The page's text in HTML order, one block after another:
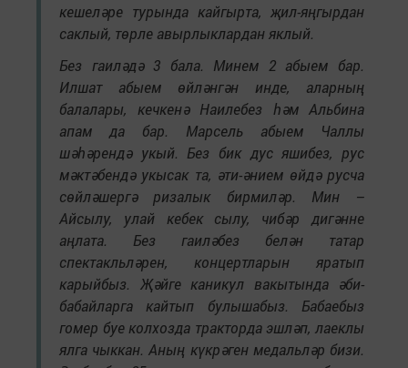
кешеләре турында кайгырта, җил-яңгырдан
саклый, төрле авырлыклардан яклый.
Без гаиләдә 3 бала. Минем 2 абыем бар.
Илшат абыем өйләнгән инде, аларның
балалары, кечкенә Наилебез һәм Альбина
апам да бар. Марсель абыем Чаллы
шәһәрендә укый. Без бик дус яшибез, рус
мәктәбендә укысак та, әти-әнием өйдә русча
сөйләшергә ризалык бирмиләр. Мин –
Айсылу, улай кебек сылу, чибәр дигәнне
аңлата. Без гаиләбез белән татар
спектакльләрен, концертларын яратып
карыйбыз. Җәйге каникул вакытында әби-
бабайларга кайтып булышабыз. Бабаебыз
гомер буе колхозда тракторда эшләп, лаеклы
ялга чыккан. Аның күкрәген медальләр бизи.